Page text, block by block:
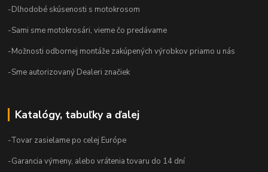
-Dlhodobé skúsenosti s motokrosom
-Sami sme motokrosári, vieme čo predávame
-Možnosti odbornej montáže zakúpených výrobkov priamo u nás
-Sme autorizovaný Dealeri značiek
Katalógy, tabuľky a ďalej
-Tovar zasielame po celej Európe
-Garancia výmeny, alebo vrátenia tovaru do 14 dní